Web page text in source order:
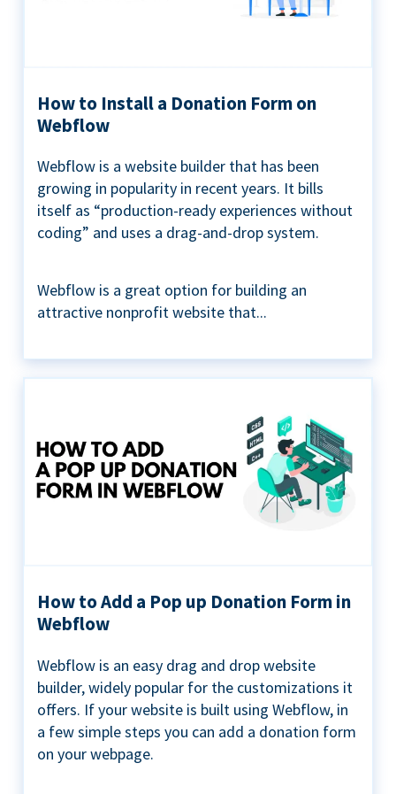
How to Install a Donation Form on
Webflow
Webflow is a website builder that has been
growing in popularity in recent years. It bills
itself as “production-ready experiences without
coding” and uses a drag-and-drop system.
Webflow is a great option for building an
attractive nonprofit website that...
How to Add a Pop up Donation Form in
Webflow
Webflow is an easy drag and drop website
builder, widely popular for the customizations it
offers. If your website is built using Webflow, in
a few simple steps you can add a donation form
on your webpage.